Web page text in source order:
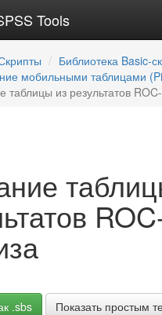
Tools
Библиотека Basic-
мобильными таблицами
таблицы из результатов
.sbs Показать простым